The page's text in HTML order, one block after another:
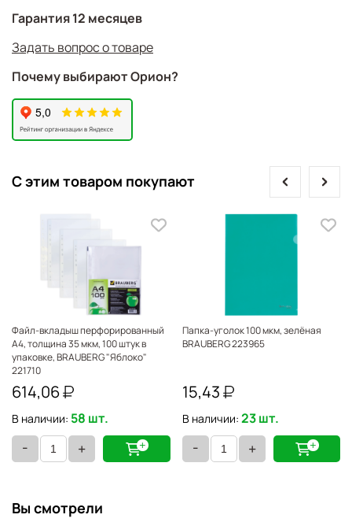
Гарантия 12 месяцев
Задать вопрос о товаре
Почему выбирают Орион?
С этим товаром покупают
Файл-вкладыш перфорированный
А4, толщина 35 мкм, 100 штук в
упаковке, BRAUBERG "Яблоко"
221710
614,06
В наличии: 58 шт.
- +
Папка-уголок 100 мкм, зелёная
BRAUBERG 223965
15,43
В наличии: 23 шт.
- +
prev next
Вы смотрели